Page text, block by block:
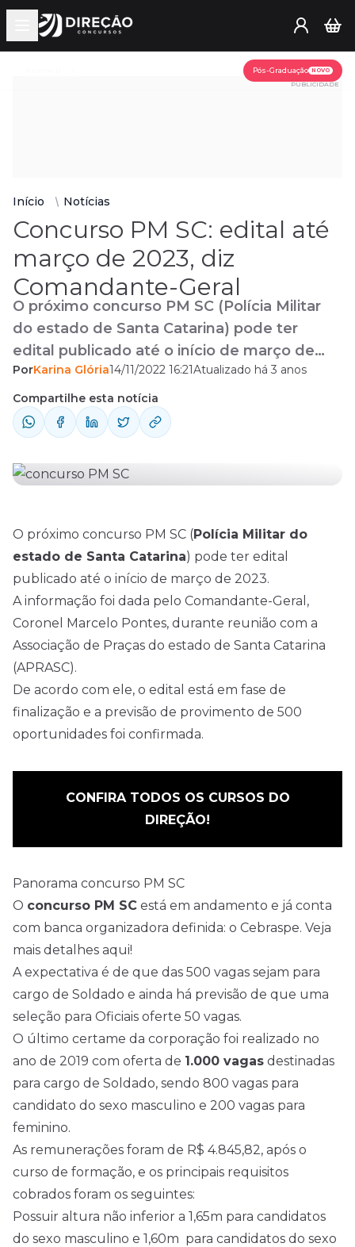
Open main menu
Pós-Graduação NOVO
PUBLICIDADE
Início Notícias
Concurso PM SC: edital até
março de 2023, diz
Comandante-Geral
O próximo concurso PM SC (Polícia Militar
do estado de Santa Catarina) pode ter
edital publicado até o início de março de
2023. A informação foi dada pelo
Comandante-Geral, Coronel Marcelo
Pontes, durante reunião com a Associação
de Praças do estado de Santa Catarina
(APRASC). De acordo com ele, o edital está
em fase de finalização ...
PorKarina Glória14/11/2022 16:21Atualizado há 3 anos
Compartilhe esta notícia
O próximo concurso PM SC (Polícia Militar do
estado de Santa Catarina) pode ter edital
publicado até o início de março de 2023.
A informação foi dada pelo Comandante-Geral,
Coronel Marcelo Pontes, durante reunião com a
Associação de Praças do estado de Santa Catarina
(APRASC).
De acordo com ele, o edital está em fase de
finalização e a previsão de provimento de 500
oportunidades foi confirmada.
CONFIRA TODOS OS CURSOS DO
DIREÇÃO!
Panorama concurso PM SC
O concurso PM SC está em andamento e já conta
com banca organizadora definida: o Cebraspe. Veja
mais detalhes aqui!
A expectativa é de que das 500 vagas sejam para
cargo de Soldado e ainda há previsão de que uma
seleção para Oficiais oferte 50 vagas.
O último certame da corporação foi realizado no
ano de 2019 com oferta de 1.000 vagas destinadas
para cargo de Soldado, sendo 800 vagas para
candidato do sexo masculino e 200 vagas para
feminino.
As remunerações foram de R$ 4.845,82, após o
curso de formação, e os principais requisitos
cobrados foram os seguintes:
Possuir altura não inferior a 1,65m para candidatos
do sexo masculino e 1,60m para candidatos do sexo